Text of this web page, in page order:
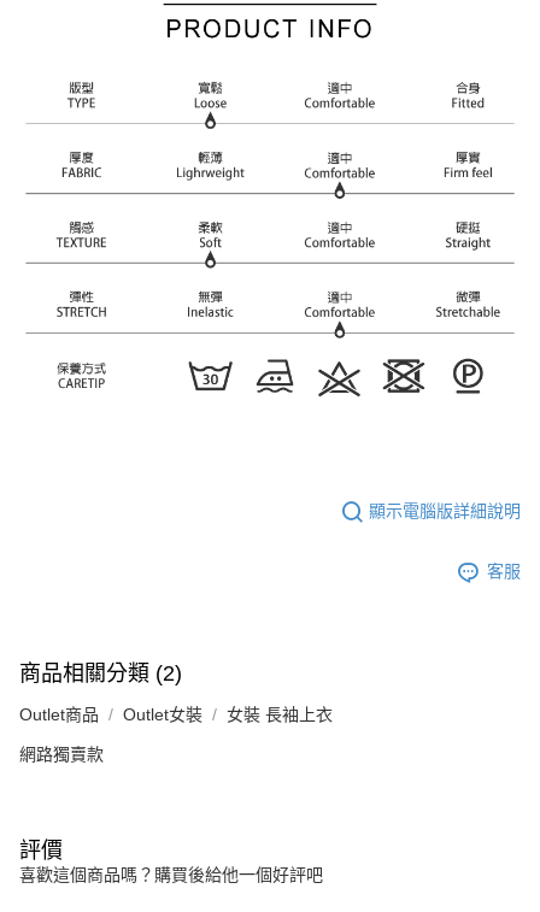
顯示電腦版詳細說明
客服
商品相關分類 (2)
Outlet商品 Outlet女裝 女裝 長袖上衣
網路獨賣款
評價
喜歡這個商品嗎？購買後給他一個好評吧